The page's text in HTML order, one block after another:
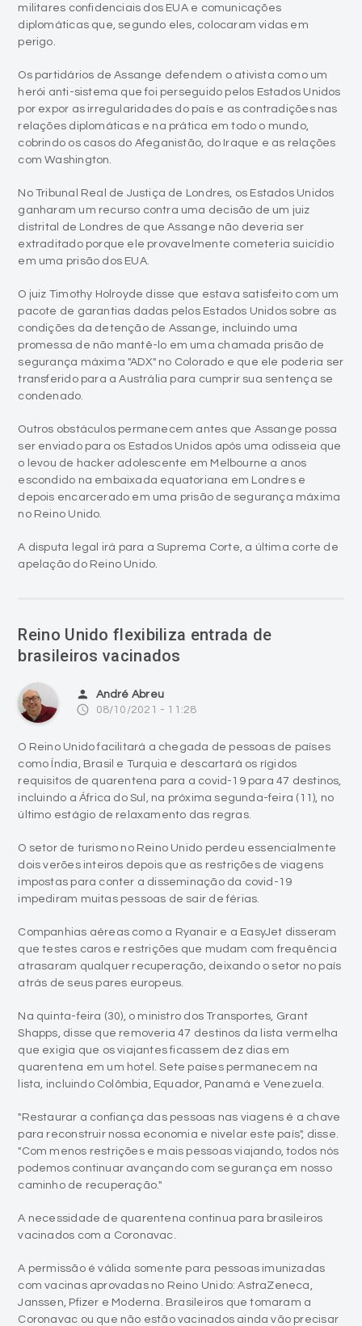
militares confidenciais dos EUA e comunicações
diplomáticas que, segundo eles, colocaram vidas em
perigo.
Os partidários de Assange defendem o ativista como um
herói anti-sistema que foi perseguido pelos Estados Unidos
por expor as irregularidades do país e as contradições nas
relações diplomáticas e na prática em todo o mundo,
cobrindo os casos do Afeganistão, do Iraque e as relações
com Washington.
No Tribunal Real de Justiça de Londres, os Estados Unidos
ganharam um recurso contra uma decisão de um juiz
distrital de Londres de que Assange não deveria ser
extraditado porque ele provavelmente cometeria suicídio
em uma prisão dos EUA.
O juiz Timothy Holroyde disse que estava satisfeito com um
pacote de garantias dadas pelos Estados Unidos sobre as
condições da detenção de Assange, incluindo uma
promessa de não mantê-lo em uma chamada prisão de
segurança máxima "ADX" no Colorado e que ele poderia ser
transferido para a Austrália para cumprir sua sentença se
condenado.
Outros obstáculos permanecem antes que Assange possa
ser enviado para os Estados Unidos após uma odisseia que
o levou de hacker adolescente em Melbourne a anos
escondido na embaixada equatoriana em Londres e
depois encarcerado em uma prisão de segurança máxima
no Reino Unido.
A disputa legal irá para a Suprema Corte, a última corte de
apelação do Reino Unido.
Reino Unido flexibiliza entrada de
brasileiros vacinados
person André Abreu
access_time 08/10/2021 - 11:28
O Reino Unido facilitará a chegada de pessoas de países
como Índia, Brasil e Turquia e descartará os rígidos
requisitos de quarentena para a covid-19 para 47 destinos,
incluindo a África do Sul, na próxima segunda-feira (11), no
último estágio de relaxamento das regras.
O setor de turismo no Reino Unido perdeu essencialmente
dois verões inteiros depois que as restrições de viagens
impostas para conter a disseminação da covid-19
impediram muitas pessoas de sair de férias.
Companhias aéreas como a Ryanair e a EasyJet disseram
que testes caros e restrições que mudam com frequência
atrasaram qualquer recuperação, deixando o setor no país
atrás de seus pares europeus.
Na quinta-feira (30), o ministro dos Transportes, Grant
Shapps, disse que removeria 47 destinos da lista vermelha
que exigia que os viajantes ficassem dez dias em
quarentena em um hotel. Sete países permanecem na
lista, incluindo Colômbia, Equador, Panamá e Venezuela.
"Restaurar a confiança das pessoas nas viagens é a chave
para reconstruir nossa economia e nivelar este país", disse.
"Com menos restrições e mais pessoas viajando, todos nós
podemos continuar avançando com segurança em nosso
caminho de recuperação."
A necessidade de quarentena continua para brasileiros
vacinados com a Coronavac.
A permissão é válida somente para pessoas imunizadas
com vacinas aprovadas no Reino Unido: AstraZeneca,
Janssen, Pfizer e Moderna. Brasileiros que tomaram a
Coronavac ou que não estão vacinados ainda vão precisar